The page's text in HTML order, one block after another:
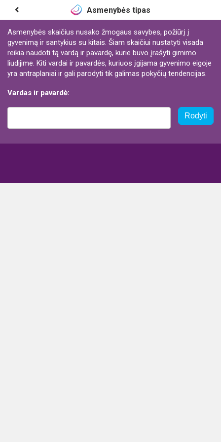
Asmenybės tipas
Asmenybės skaičius nusako žmogaus savybes, požiūrį į
gyvenimą ir santykius su kitais. Šiam skaičiui nustatyti visada
reikia naudoti tą vardą ir pavardę, kurie buvo įrašyti gimimo
liudijime. Kiti vardai ir pavardės, kuriuos įgijama gyvenimo eigoje
yra antraplaniai ir gali parodyti tik galimas pokyčių tendencijas.
Vardas ir pavardė:
Rodyti